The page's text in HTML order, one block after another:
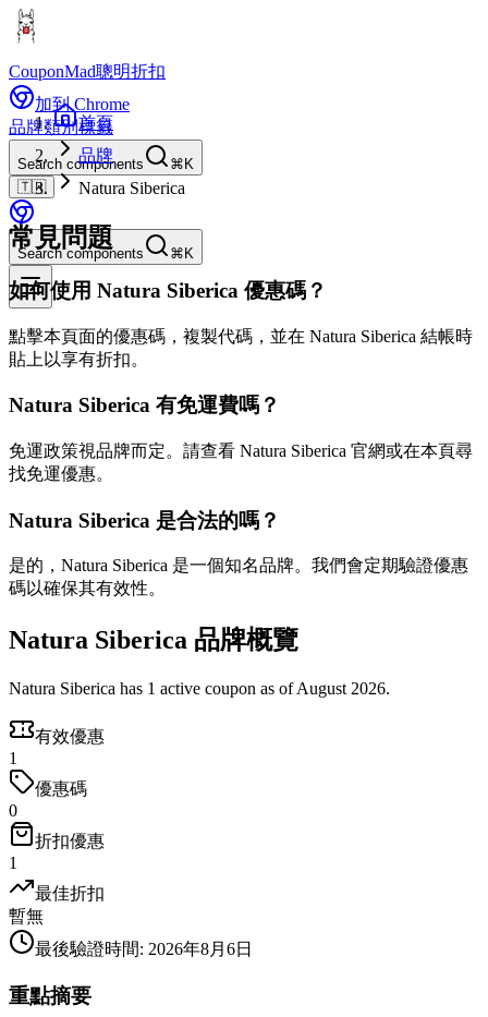
CouponMad聰明折扣
加到 Chrome
品牌類別標籤
Search components
⌘K
🇹🇼
Search components ⌘K
首頁
品牌
Natura Siberica
常見問題
如何使用 Natura Siberica 優惠碼？
點擊本頁面的優惠碼，複製代碼，並在 Natura Siberica 結帳時
貼上以享有折扣。
Natura Siberica 有免運費嗎？
免運政策視品牌而定。請查看 Natura Siberica 官網或在本頁尋
找免運優惠。
Natura Siberica 是合法的嗎？
是的，Natura Siberica 是一個知名品牌。我們會定期驗證優惠
碼以確保其有效性。
Natura Siberica 品牌概覽
Natura Siberica has 1 active coupon as of August 2026.
有效優惠
1
優惠碼
0
折扣優惠
1
最佳折扣
暫無
最後驗證時間: 2026年8月6日
重點摘要